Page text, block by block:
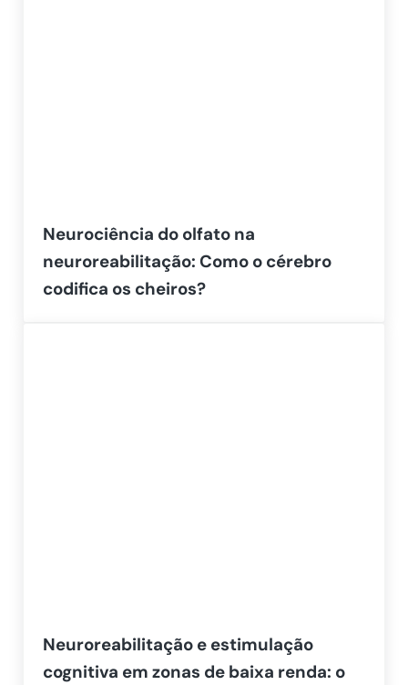
Neurociência do olfato na
neuroreabilitação: Como o cérebro
codifica os cheiros?
Neuroreabilitação e estimulação
cognitiva em zonas de baixa renda: o